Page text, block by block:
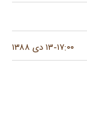
۱۷:۰۰-۱۳ دی ۱۳۸۸